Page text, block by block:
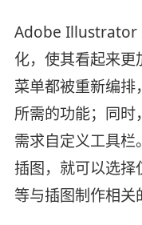
Adobe Illustrator
化，使其看起来
菜单都被重新编
所需的功能；同
需求自定义工具
插图，就可以选择
等与插图制作相关